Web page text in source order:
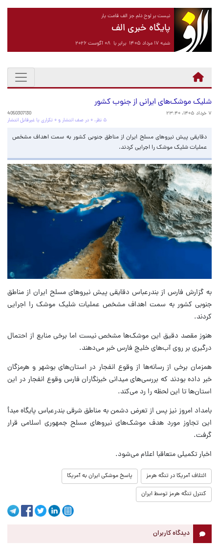
نیست بر لوح دلم جز الف قامت یار
پایگاه خبری الف
شنبه ۱۷ مرداد ۱۴۰۵ برابر با ۰۸ آگوست ۲۰۲۶
شلیک موشک‌های ایرانی از جنوب کشور
۷ خرداد ۱۴۰۵، ۲۳:۴۰
4050307130
۵ نظر، ۰ در صف انتشار و ۰ تکراری یا غیرقابل انتشار
دقایقی پیش نیروهای مسلح ایران از مناطق جنوبی کشور به سمت اهداف مشخص
عملیات شلیک موشک را اجرایی کردند.
به گزارش فارس از بندرعباس دقایقی پیش نیروهای مسلح ایران از مناطق
جنوبی کشور به سمت اهداف مشخص عملیات شلیک موشک را اجرایی
کردند.
هنوز مقصد دقیق این موشک‌ها مشخص نیست اما برخی منابع از احتمال
درگیری بر روی آب‌های خلیج فارس خبر می‌دهند.
همزمان برخی از رسانه‌ها از وقوع انفجار در استان‌های بوشهر و هرمزگان
خبر داده بودند که بررسی‌های میدانی خبرنگاران فارس وقوع انفجار در این
استان‌ها تا این لحظه را رد می‌کند.
بامداد امروز نیز پس از تعرض دشمن به مناطق شرقی بندرعباس پایگاه مبدأ
این تجاوز مورد هدف موشک‌های نیروهای مسلح جمهوری اسلامی قرار
گرفت.
اخبار تکمیلی متعاقبا اعلام می‌شود.
ائتلاف آمریکا در تنگه هرمز پاسخ موشکی ایران به آمریکا
کنترل تنگه هرمز توسط ایران
دیدگاه کاربران